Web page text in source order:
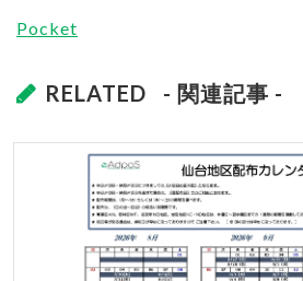
Pocket
RELATED - 関連記事 -